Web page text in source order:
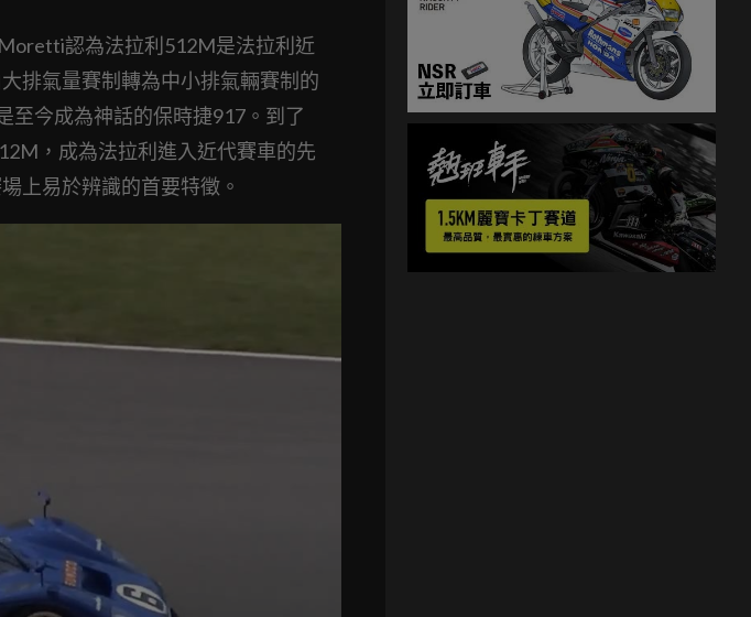
認為法拉利512M是法拉利近
排氣量賽制轉為中小排氣輛賽制的
至今成為神話的保時捷917。到了
，成為法拉利進入近代賽車的先
上易於辨識的首要特徵。